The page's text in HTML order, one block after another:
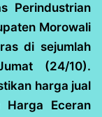
Perindustrian
Morowali
di sejumlah
(24/10).
harga jual
Harga Eceran